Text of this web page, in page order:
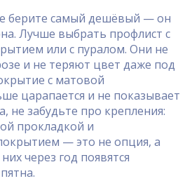
берите самый дешёвый — он
Лучше выбрать профлист с
или с пуралом. Они не
и не теряют цвет даже под
с матовой
царапается и не показывает
не забудьте про крепления:
прокладкой и
— это не опция, а
через год появятся